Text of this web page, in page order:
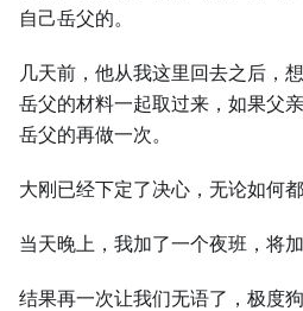
自己岳父的。
几天前，他从我这里回去之后，
岳父的材料⼀起取过来，如果父
岳父的再做⼀次。
⼤刚已经下定了决心，无论如何
当天晚上，我加了⼀个夜班，将
结果再⼀次让我们无语了，极度